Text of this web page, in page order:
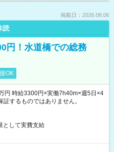
掲載日：2026.08.06
読
円！水道橋での総務
OK
時給3300円×実働7h40m×週5日×4
するものではありません。
として実費支給